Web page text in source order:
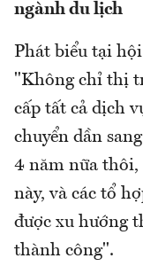
ngành du lịch
Phát biểu tại
"Không chỉ thị
cấp tất cả dịch
chuyển dần
4 năm nữa thôi,
này, và các tổ
được xu hướng
thành công".